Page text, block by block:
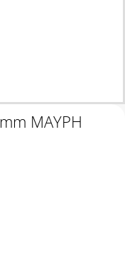
ΜΑΥΡΗ
BENMAN - 38079